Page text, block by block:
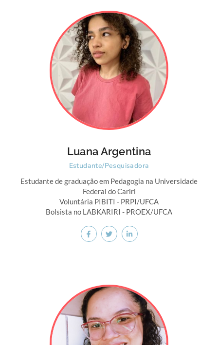
Luana Argentina
Estudante/Pesquisadora
Estudante de graduação em Pedagogia na Universidade
Federal do Cariri
Voluntária PIBITI - PRPI/UFCA
Bolsista no LABKARIRI - PROEX/UFCA